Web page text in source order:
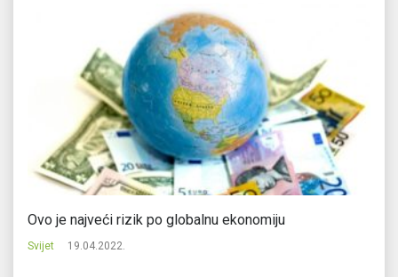
Ovo je najveći rizik po globalnu ekonomiju
Svijet 19.04.2022.